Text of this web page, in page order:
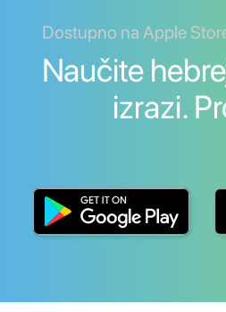
Dostupno na Apple
Naučite
izrazi.